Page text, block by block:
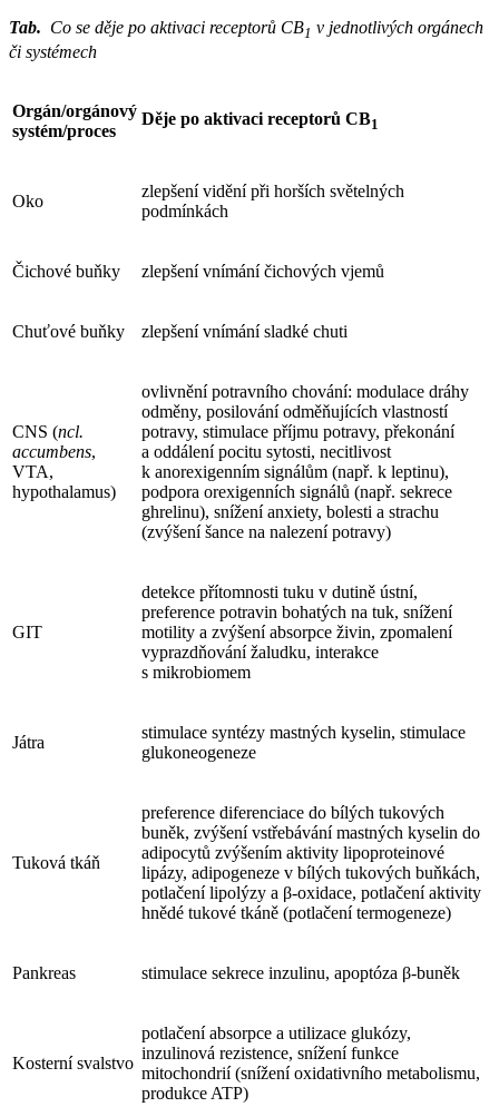
Tab. Co se děje po aktivaci receptorů CB1 v jednotlivých orgánech
či systémech
Orgán/orgánový
systém/proces
Děje po aktivaci receptorů CB1
Oko
zlepšení vidění při horších světelných
podmínkách
Čichové buňky zlepšení vnímání čichových vjemů
Chuťové buňky zlepšení vnímání sladké chuti
CNS (ncl.
accumbens,
VTA,
hypothalamus)
ovlivnění potravního chování: modulace dráhy
odměny, posilování odměňujících vlastností
potravy, stimulace příjmu potravy, překonání
a oddálení pocitu sytosti, necitlivost
k anorexigenním signálům (např. k leptinu),
podpora orexigenních signálů (např. sekrece
ghrelinu), snížení anxiety, bolesti a strachu
(zvýšení šance na nalezení potravy)
GIT
detekce přítomnosti tuku v dutině ústní,
preference potravin bohatých na tuk, snížení
motility a zvýšení absorpce živin, zpomalení
vyprazdňování žaludku, interakce
s mikrobiomem
Játra
stimulace syntézy mastných kyselin, stimulace
glukoneogeneze
Tuková tkáň
preference diferenciace do bílých tukových
buněk, zvýšení vstřebávání mastných kyselin do
adipocytů zvýšením aktivity lipoproteinové
lipázy, adipogeneze v bílých tukových buňkách,
potlačení lipolýzy a β-oxidace, potlačení aktivity
hnědé tukové tkáně (potlačení termogeneze)
Pankreas stimulace sekrece inzulinu, apoptóza β-buněk
Kosterní svalstvo
potlačení absorpce a utilizace glukózy,
inzulinová rezistence, snížení funkce
mitochondrií (snížení oxidativního metabolismu,
produkce ATP)